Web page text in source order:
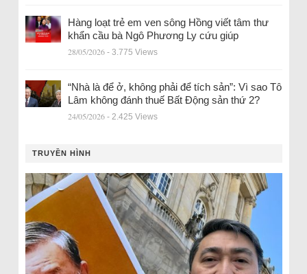
Hàng loạt trẻ em ven sông Hồng viết tâm thư
khẩn cầu bà Ngô Phương Ly cứu giúp
28/05/2026 - 3.775 Views
“Nhà là để ở, không phải để tích sản”: Vì sao Tô
Lâm không đánh thuế Bất Động sản thứ 2?
24/05/2026 - 2.425 Views
TRUYỀN HÌNH